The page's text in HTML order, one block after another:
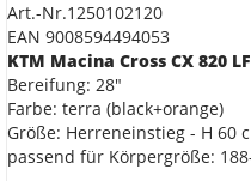
Art.-Nr.1250102120
EAN 9008594494053
KTM Macina Cross CX 820
Bereifung: 28"
Farbe: terra (black+orange)
Größe: Herreneinstieg - H 60
passend für Körpergröße: